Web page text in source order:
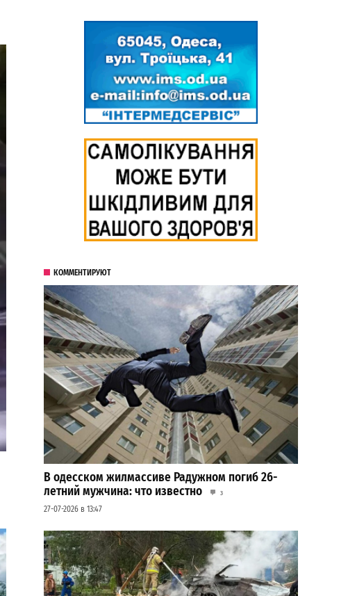
КОММЕНТИРУЮТ
В одесском жилмассиве Радужном погиб 26-
летний мужчина: что известно
3
27-07-2026 в 13:47